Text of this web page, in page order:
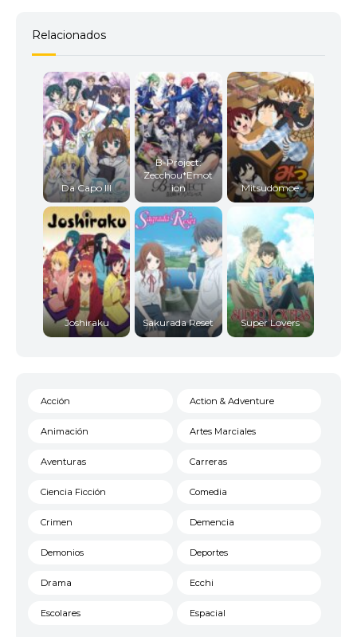
Relacionados
Da Capo III
B-Project:
Zecchou*Emot
ion
Mitsudomoe
Joshiraku Sakurada Reset Super Lovers
Acción Action & Adventure
Animación Artes Marciales
Aventuras Carreras
Ciencia Ficción Comedia
Crimen Demencia
Demonios Deportes
Drama Ecchi
Escolares Espacial